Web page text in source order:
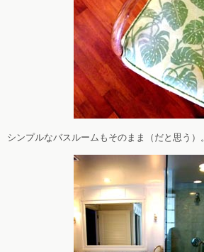
シンプルなバスルームもそのまま（だと思う）。